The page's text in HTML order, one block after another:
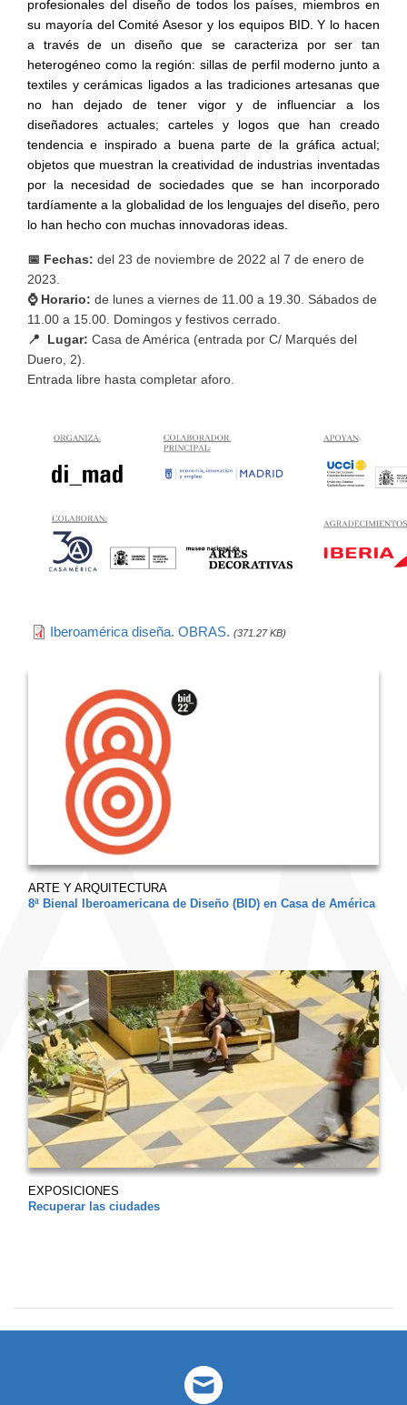
profesionales del diseño de todos los países, miembros en
su mayoría del Comité Asesor y los equipos BID. Y lo hacen
a través de un diseño que se caracteriza por ser tan
heterogéneo como la región: sillas de perfil moderno junto a
textiles y cerámicas ligados a las tradiciones artesanas que
no han dejado de tener vigor y de influenciar a los
diseñadores actuales; carteles y logos que han creado
tendencia e inspirado a buena parte de la gráfica actual;
objetos que muestran la creatividad de industrias inventadas
por la necesidad de sociedades que se han incorporado
tardíamente a la globalidad de los lenguajes del diseño, pero
lo han hecho con muchas innovadoras ideas.
📅 Fechas: del 23 de noviembre de 2022 al 7 de enero de
2023.
⌚ Horario: de lunes a viernes de 11.00 a 19.30. Sábados de
11.00 a 15.00. Domingos y festivos cerrado.
📍 Lugar: Casa de América (entrada por C/ Marqués del
Duero, 2).
Entrada libre hasta completar aforo.
Iberoamérica diseña. OBRAS. (371.27 KB)
ARTE Y ARQUITECTURA
8ª Bienal Iberoamericana de Diseño (BID) en Casa de América
EXPOSICIONES
Recuperar las ciudades